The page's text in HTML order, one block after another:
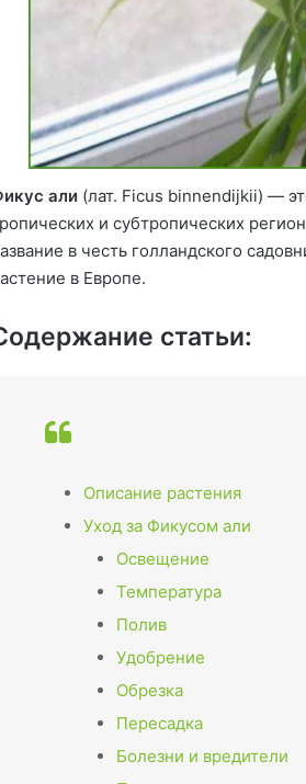
али (лат. Ficus binnendijkii) —
и субтропических
в честь голландского
в Европе.
статьи:
Описание растения
Уход за Фикусом али
Освещение
Температура
Полив
Удобрение
Обрезка
Пересадка
Болезни и вредители